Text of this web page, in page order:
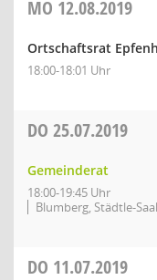
MO 12.08.2019
Ortschaftsrat
18:00-18:01 Uhr
DO 25.07.2019
Gemeinderat
18:00-19:45 Uhr
Blumberg, Städtle-
DO 11.07.2019